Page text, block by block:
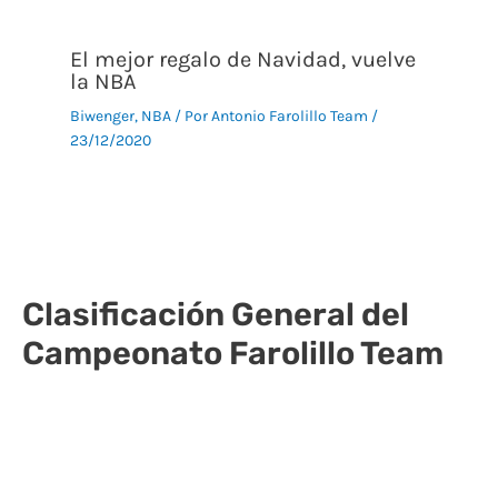
El mejor regalo de Navidad, vuelve
la NBA
Biwenger, NBA/ PorAntonio Farolillo Team /
23/12/2020
Clasificación General del
Campeonato Farolillo Team